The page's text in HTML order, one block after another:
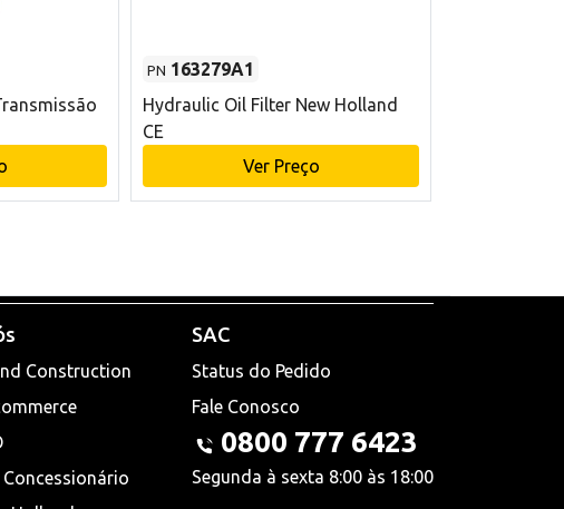
PN 163279A1
Hydraulic Oil Filter New Holland
CE
Ver Preço
Construction
SAC
Status do Pedido
Fale Conosco
0800 777 6423
Segunda à sexta 8:00 às 18:00